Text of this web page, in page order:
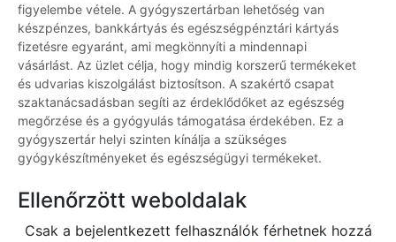
figyelembe vétele. A gyógyszertárban lehetőség van
készpénzes, bankkártyás és egészségpénztári kártyás
fizetésre egyaránt, ami megkönnyíti a mindennapi
vásárlást. Az üzlet célja, hogy mindig korszerű termékeket
és udvarias kiszolgálást biztosítson. A szakértő csapat
szaktanácsadásban segíti az érdeklődőket az egészség
megőrzése és a gyógyulás támogatása érdekében. Ez a
gyógyszertár helyi szinten kínálja a szükséges
gyógykészítményeket és egészségügyi termékeket.
Ellenőrzött weboldalak
Csak a bejelentkezett felhasználók férhetnek hozzá